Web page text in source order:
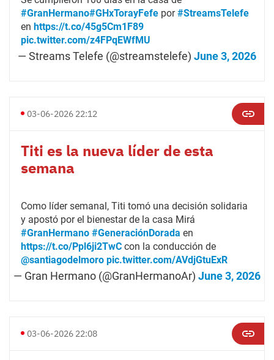
#GranHermano#GHxTorayFefe por#StreamsTelefe
en https://t.co/45g5Cm1F89
pic.twitter.com/z4FPqEWfMU
— Streams Telefe (@streamstelefe) June 3, 2026
03-06-2026 22:12
Titi es la nueva líder de esta
semana
Como líder semanal, Titi tomó una decisión solidaria
y apostó por el bienestar de la casa Mirá
#GranHermano #GeneraciónDorada en
https://t.co/Ppl6ji2TwC con la conducción de
@santiagodelmoro pic.twitter.com/AVdjGtuExR
— Gran Hermano (@GranHermanoAr) June 3, 2026
03-06-2026 22:08